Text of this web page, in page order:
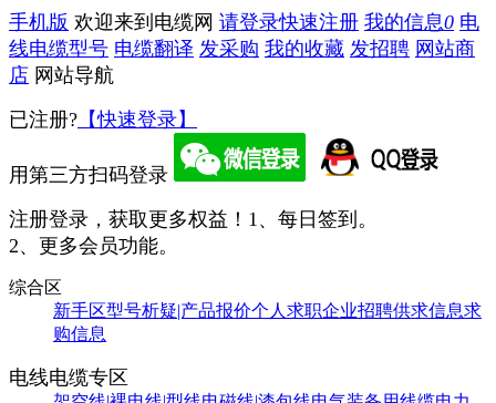
手机版 欢迎来到电缆网 请登录快速注册 我的信息0 电
线电缆型号 电缆翻译 发采购 我的收藏 发招聘 网站商
店 网站导航
已注册? 【快速登录】
用第三方扫码登录
注册登录，获取更多权益！ 1、每日签到。
2、更多会员功能。
综合区
新手区型号析疑|产品报价个人求职企业招聘供求信息求
购信息
电线电缆专区